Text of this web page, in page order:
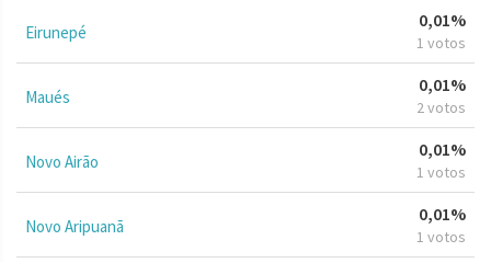
Eirunepé
0,01%
1 votos
Maués
0,01%
2 votos
Novo Airão
0,01%
1 votos
Novo Aripuanã
0,01%
1 votos